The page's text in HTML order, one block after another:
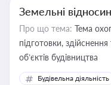
Земельні
Про що тема: Тема
підготовки,
об’єктів будівництва
Будівельна діяльність